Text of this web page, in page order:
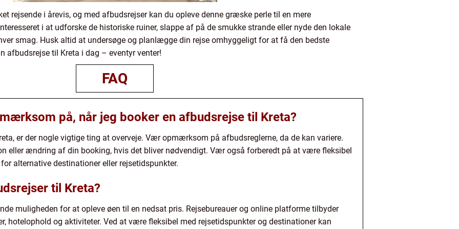
rejsende i årevis, og med afbudsrejser kan du opleve denne græske perle til en mere
i at udforske de historiske ruiner, slappe af på de smukke strande eller nyde den lokale
smag. Husk altid at undersøge og planlægge din rejse omhyggeligt for at få den bedste
afbudsrejse til Kreta i dag – eventyr venter!
FAQ
på, når jeg booker en afbudsrejse til Kreta?
er der nogle vigtige ting at overveje. Vær opmærksom på afbudsreglerne, da de kan variere.
eller ændring af din booking, hvis det bliver nødvendigt. Vær også forberedt på at være fleksibel
alternative destinationer eller rejsetidspunkter.
til Kreta?
muligheden for at opleve øen til en nedsat pris. Rejsebureauer og online platforme tilbyder
hotelophold og aktiviteter. Ved at være fleksibel med rejsetidspunkter og destinationer kan